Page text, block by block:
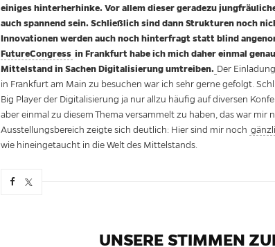
einiges hinterherhinke. Vor allem dieser geradezu
auch spannend sein. Schließlich sind dann Strukturen noch
Innovationen werden auch noch hinterfragt statt blind
FutureCongress in Frankfurt habe ich mich daher einmal
Mittelstand in Sachen Digitalisierung umtreiben. Der
in Frankfurt am Main zu besuchen war ich sehr gerne gefolgt.
Big Player der Digitalisierung ja nur allzu häufig auf diversen
aber einmal zu diesem Thema versammelt zu haben, das war mir
Ausstellungsbereich zeigte sich deutlich: Hier sind mir noch
wie hineingetaucht in die Welt des Mittelstands.
UNSERE STIMMEN